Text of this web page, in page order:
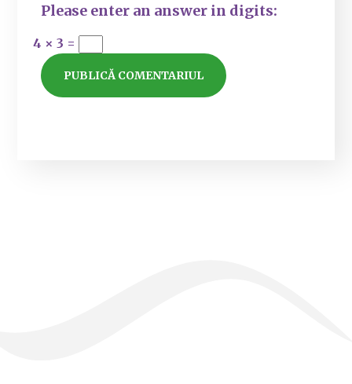
Please enter an answer in digits:
4 × 3 =